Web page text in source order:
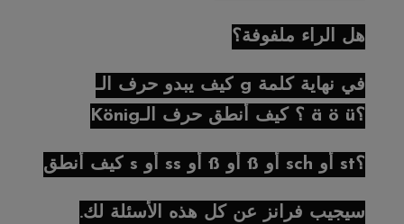
هل الراء ملفوفة؟
كيف يبدو حرف الـ g في نهاية كلمة
König؟ كيف أنطق حرف الـ ä ö ü؟
كيف أنطق s أو ss أو ß أو ß أو sch أو st؟
سيجيب فرانز عن كل هذه الأسئلة لك.